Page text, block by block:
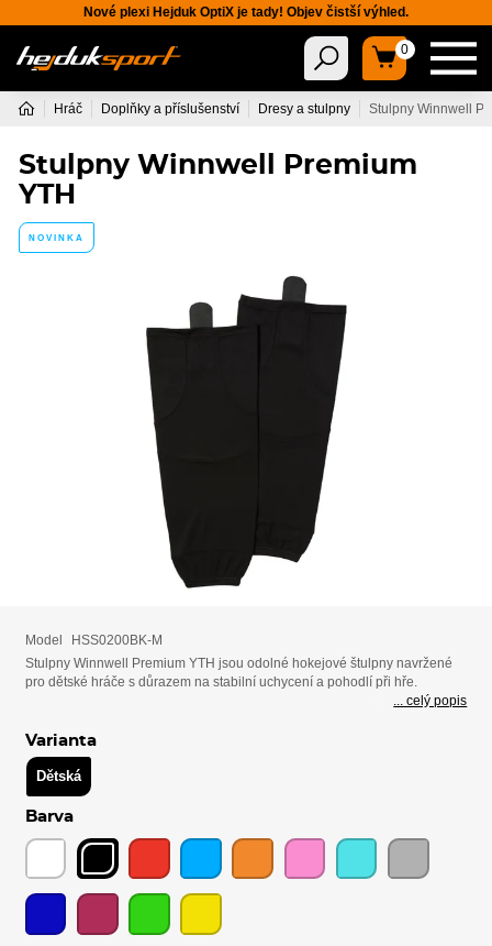
Nové plexi Hejduk OptiX je tady! Objev čistší výhled.
0
Hráč Doplňky a příslušenství Dresy a stulpny Stulpny Winnwell
Stulpny Winnwell Premium
YTH
NOVINKA
Model
HSS0200BK-M
Stulpny Winnwell Premium YTH jsou odolné hokejové štulpny navržené
pro dětské hráče s důrazem na stabilní uchycení a pohodlí při hře.
... celý popis
Varianta
Dětská
Barva